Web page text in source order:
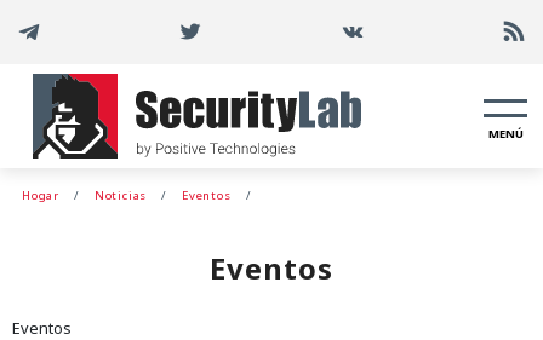
MENÚ
Hogar Noticias Eventos
Eventos
Eventos